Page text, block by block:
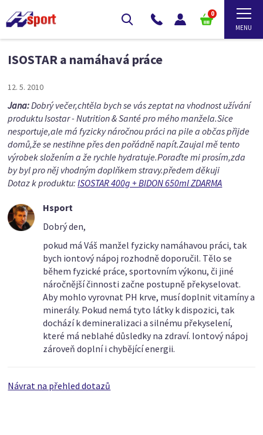
0
ISOSTAR a namáhavá práce
12. 5. 2010
Jana:Dobrý večer,chtěla bych se vás zeptat na vhodnost užívání
produktu Isostar - Nutrition & Santé pro mého manžela.Sice
nesportuje,ale má fyzicky náročnou práci na pile a občas přijde
domů,že se nestihne přes den pořádně napít.Zaujal mě tento
výrobek složením a že rychle hydratuje.Poraďte mi prosím,zda
by byl pro něj vhodným doplňkem stravy.předem děkuji
Dotaz k produktu:ISOSTAR 400g + BIDON 650ml ZDARMA
Hsport
Dobrý den,
pokud má Váš manžel fyzicky namáhavou práci, tak
bych iontový nápoj rozhodně doporučil. Tělo se
během fyzické práce, sportovním výkonu, či jiné
náročnější činnosti začne postupně překyselovat.
Aby mohlo vyrovnat PH krve, musí doplnit vitamíny a
minerály. Pokud nemá tyto látky k dispozici, tak
dochází k demineralizaci a silnému překyselení,
které má neblahé důsledky na zdraví. Iontový nápoj
zároveň doplní i chybějící energii.
Návrat na přehled dotazů